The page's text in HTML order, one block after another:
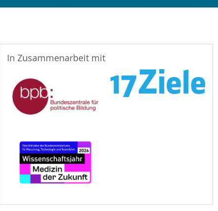
In Zusammenarbeit mit